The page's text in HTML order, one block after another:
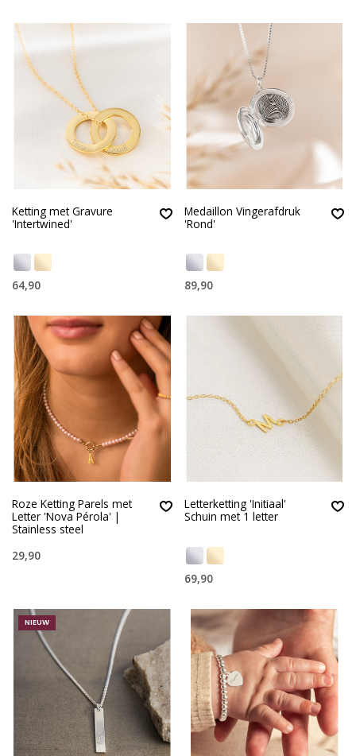
Ketting met Gravure
'Intertwined'
64,90
Medaillon Vingerafdruk
'Rond'
89,90
Roze Ketting Parels met
Letter 'Nova Pérola' |
Stainless steel
29,90
Letterketting 'Initiaal'
Schuin met 1 letter
69,90
NIEUW